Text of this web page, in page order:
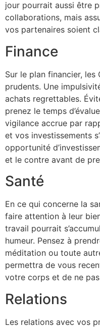
jour pourrait aussi être
collaborations, mais
vos partenaires soient
Finance
Sur le plan financier,
prudents. Une
achats regrettables.
prenez le temps
vigilance accrue par
et vos investissements
opportunité
et le contre avant de
Santé
En ce qui concerne la
faire attention à leur
travail pourrait
humeur. Pensez à
méditation ou toute
permettra de vous
votre corps et de ne
Relations
Les relations avec vos